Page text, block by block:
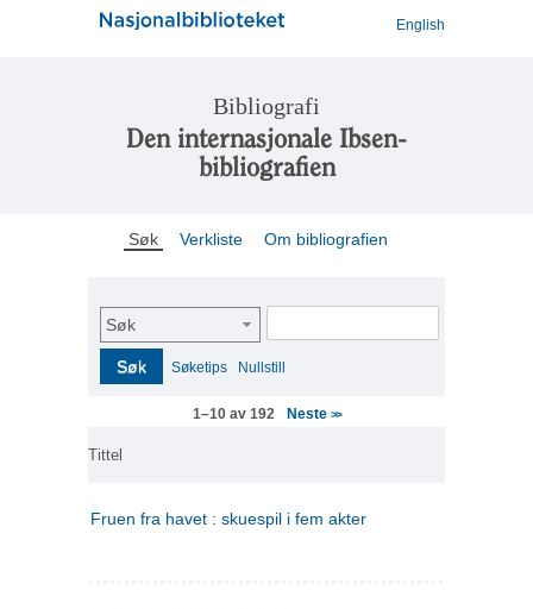
English
Bibliografi
Den internasjonale Ibsen-
bibliografien
Søk Verkliste Om bibliografien
Søk
Søk Søketips Nullstill
1–10 av 192 Neste >>
Tittel
Fruen fra havet : skuespil i fem akter